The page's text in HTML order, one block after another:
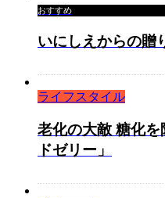
おすすめ
いにしえからの贈
ライフスタイル
老化の大敵 糖化
ドゼリー」